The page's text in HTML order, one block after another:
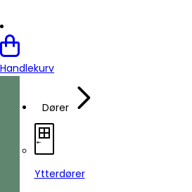
Handlekurv
Dører
Ytterdører